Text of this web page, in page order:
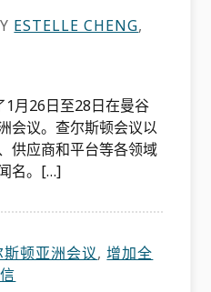
ESTELLE CHENG,
1月26日至28日在曼谷
会议。查尔斯顿会议以
供应商和平台等各领域
名。[…]
斯顿亚洲会议,增加全